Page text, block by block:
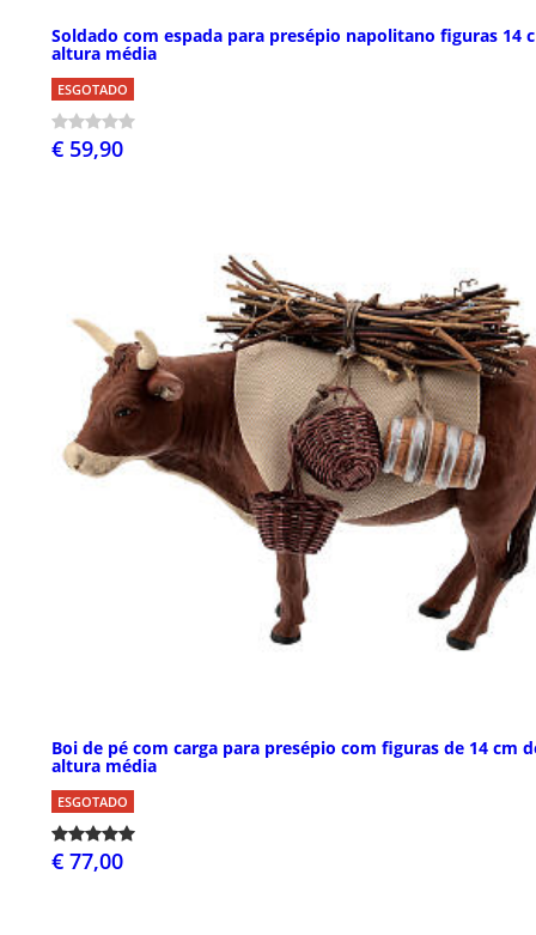
Soldado com espada para presépio napolitano figuras 14
altura média
ESGOTADO
€ 59,90
Boi de pé com carga para presépio com figuras de 14 cm
altura média
ESGOTADO
€ 77,00